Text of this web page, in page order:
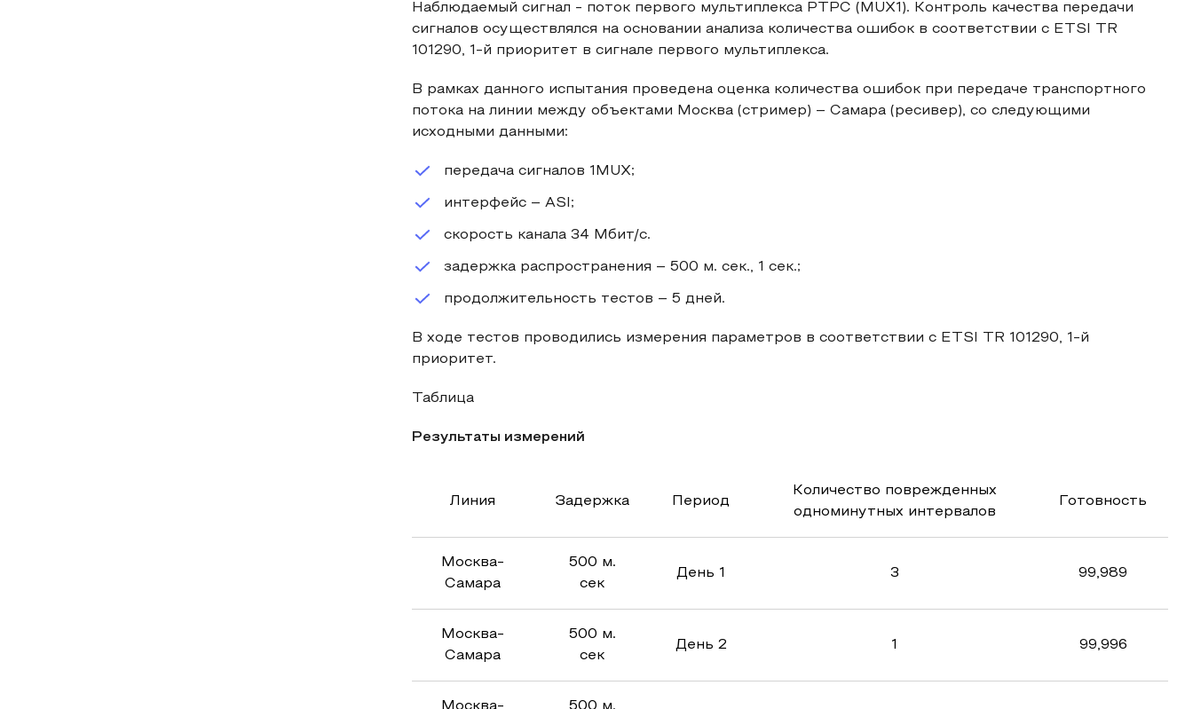
Наблюдаемый сигнал - поток первого мультиплекса РТРС (MUX1). Контроль качества передачи
сигналов осуществлялся на основании анализа количества ошибок в соответствии с ETSI TR
101290, 1-й приоритет в сигнале первого мультиплекса.
В рамках данного испытания проведена оценка количества ошибок при передаче транспортного
потока на линии между объектами Москва (стример) – Самара (ресивер), со следующими
исходными данными:
передача сигналов 1MUX;
интерфейс – ASI;
скорость канала 34 Мбит/с.
задержка распространения – 500 м. сек., 1 сек.;
продолжительность тестов – 5 дней.
В ходе тестов проводились измерения параметров в соответствии с ETSI TR 101290, 1-й
приоритет.
Таблица
Результаты измерений
Линия Задержка Период
Количество поврежденных
одноминутных интервалов
Готовность
Москва-
Самара
500 м.
сек
День 1 3 99,989
Москва-
Самара
500 м.
сек
День 2 1 99,996
Москва- 500 м.